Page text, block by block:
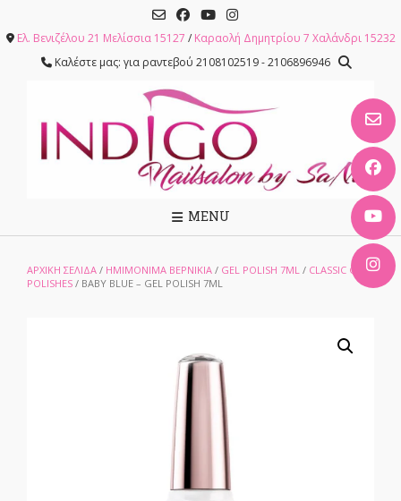
content
Ελ. Βενιζέλου 21 Μελίσσια 15127 / Καραολή Δημητρίου 7 Χαλάνδρι 15232
Καλέστε μας: για ραντεβού 2108102519 - 2106896946
MENU
ΑΡΧΙΚΉ ΣΕΛΊΔΑ / ΗΜΙΜΟΝΙΜΑ ΒΕΡΝΙΚΙΑ / GEL POLISH 7ML / CLASSIC GEL
POLISHES / BABY BLUE – GEL POLISH 7ML